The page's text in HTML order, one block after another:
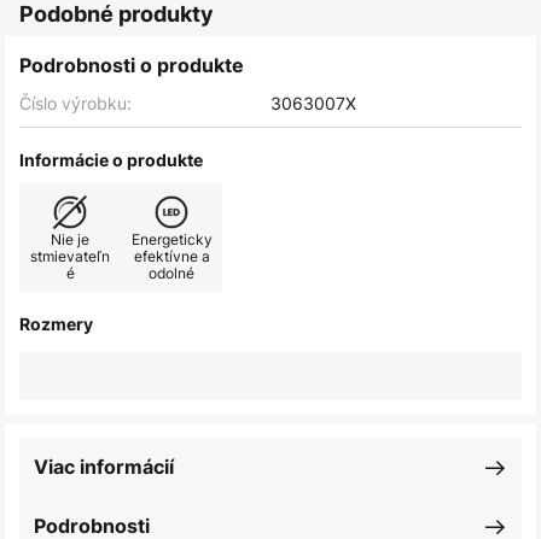
Podobné produkty
Podrobnosti o produkte
Číslo výrobku: 3063007X
Informácie o produkte
Nie je
stmievateľn
é
Energeticky
efektívne a
odolné
Rozmery
Podrobnosti
Viac informácií